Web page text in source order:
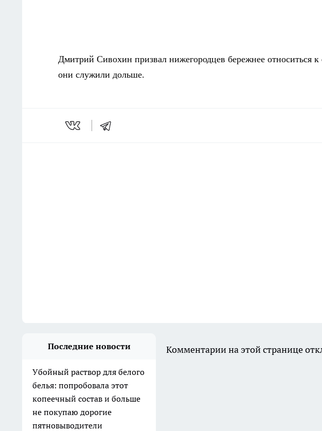
Дмитрий Сивохин призвал нижегородцев бережнее относиться
они служили дольше.
Последние новости
Убойный раствор для белого
белья: попробовала этот
копеечный состав и больше
не покупаю дорогие
пятновыводители
Комментарии на этой странице